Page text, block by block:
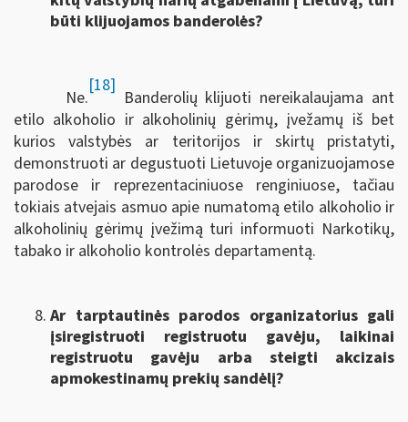
būti klijuojamos banderolės?
Ne.
[18]
Banderolių klijuoti nereikalaujama ant
etilo alkoholio ir alkoholinių gėrimų, įvežamų iš bet
kurios valstybės ar teritorijos ir skirtų pristatyti,
demonstruoti ar degustuoti Lietuvoje organizuojamose
parodose ir reprezentaciniuose renginiuose, tačiau
tokiais atvejais asmuo apie numatomą etilo alkoholio ir
alkoholinių gėrimų įvežimą turi informuoti Narkotikų,
tabako ir alkoholio kontrolės departamentą.
Ar tarptautinės parodos organizatorius gali
įsiregistruoti registruotu gavėju, laikinai
registruotu gavėju arba steigti akcizais
apmokestinamų prekių sandėlį?